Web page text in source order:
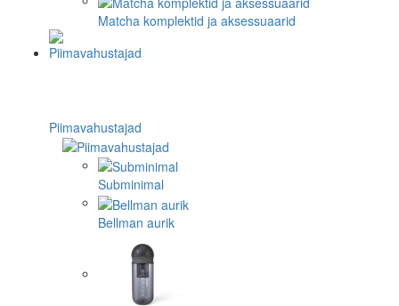
Matcha komplektid ja aksessuaarid
Piimavahustajad
Subminimal
Bellman aurik